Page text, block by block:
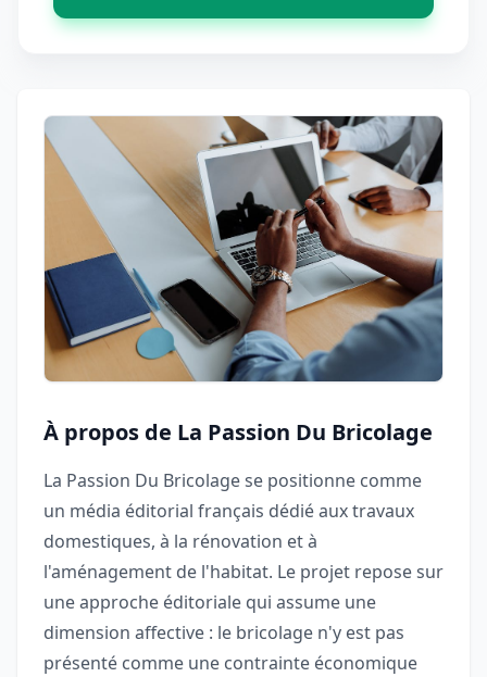
À propos de La Passion Du Bricolage
La Passion Du Bricolage se positionne comme
un média éditorial français dédié aux travaux
domestiques, à la rénovation et à
l'aménagement de l'habitat. Le projet repose sur
une approche éditoriale qui assume une
dimension affective : le bricolage n'y est pas
présenté comme une contrainte économique